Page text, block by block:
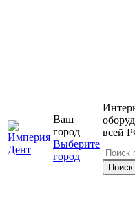
Ваш
город
Выберите
город
всей